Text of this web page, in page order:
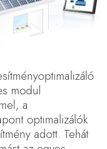
modul
a
optimalizálók
adott. Tehát